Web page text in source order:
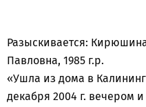
Разыскивается:
Павловна, 1985 г.р.
«Ушла из дома в
декабря 2004 г. вечером